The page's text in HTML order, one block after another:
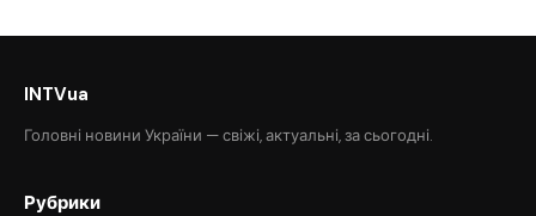
INTVua
Головні новини України — свіжі, актуальні, за сьогодні.
Рубрики